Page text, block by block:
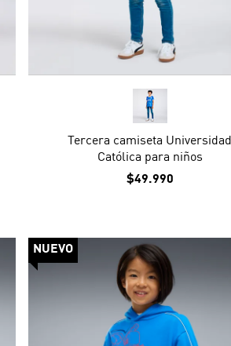
Tercera camiseta Universidad
Católica para niños
$49.990
NUEVO